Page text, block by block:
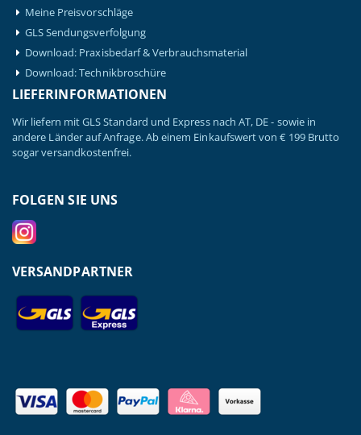
Meine Preisvorschläge
GLS Sendungsverfolgung
Download: Praxisbedarf & Verbrauchsmaterial
Download: Technikbroschüre
LIEFERINFORMATIONEN
Wir liefern mit GLS Standard und Express nach AT, DE - sowie in
andere Länder auf Anfrage. Ab einem Einkaufswert von € 199 Brutto
sogar versandkostenfrei.
FOLGEN SIE UNS
VERSANDPARTNER